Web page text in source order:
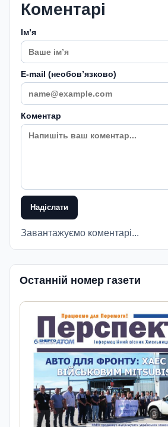
Коментарі
Імʼя
E-mail (необовʼязково)
Коментар
Надіслати
Завантажуємо коментарі...
Останній номер газети